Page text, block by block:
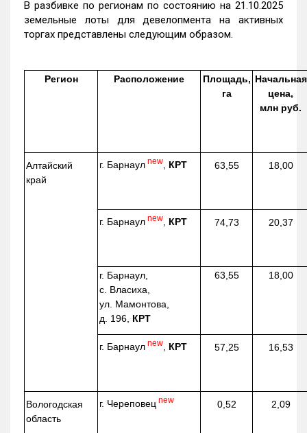
В разбивке по регионам по состоянию на 21.10.2025
земельные лоты для девелопмента на активных
торгах представлены следующим образом.
Регион Расположение
Площадь,
га
Начальная
цена,
млн руб.
Алтайский
край
г. Барнаул new, КРТ 63,55 18,00
г. Барнаул new, КРТ 74,73 20,37
г. Барнаул,
с. Власиха,
ул. Мамонтова,
д. 196, КРТ
63,55 18,00
г. Барнаул new, КРТ 57,25 16,53
Вологодская
область
г. Череповец new 0,52 2,09